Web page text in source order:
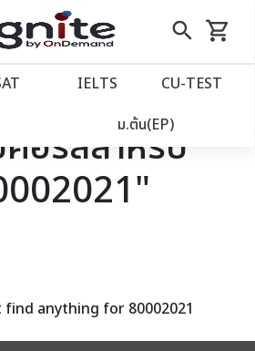
close
ท์
search
Skip
to
shopping_cart
รถเข็น
IELTS CU‑TEST
ม.ต้น(EP)
อร์สสำหรับ
anything for 80002021